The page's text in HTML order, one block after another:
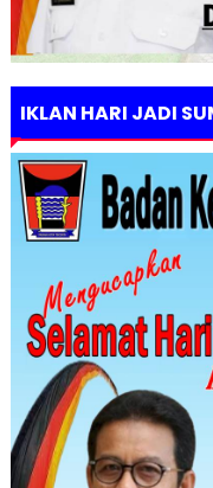
IKLAN HARI JADI